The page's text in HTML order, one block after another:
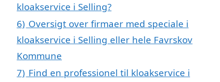
kloakservice i Selling?
6) Oversigt over firmaer med speciale i
kloakservice i Selling eller hele Favrskov
Kommune
7) Find en professionel til kloakservice i